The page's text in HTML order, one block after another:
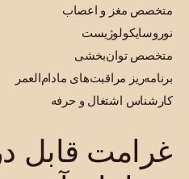
متخصص مغز و اعصاب
نوروسایکولوژیست
متخصص توان‌بخشی
برنامه‌ریز مراقبت‌های مادام‌العمر
کارشناس اشتغال و حرفه
غرامت قابل